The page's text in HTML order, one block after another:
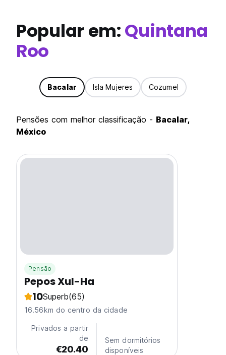
Popular em:Quintana
Roo
Bacalar Isla Mujeres Cozumel
pensões com melhor classificação - Bacalar,
México
Pensão
Pepos Xul-Ha
10Superb(65)
16.56km do centro da cidade
Privados a partir
de
€20.40
Sem dormitórios
disponíveis